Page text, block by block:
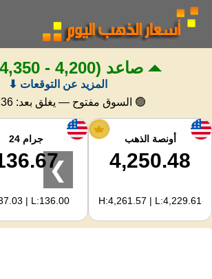
الرئيسية
سعر الذهب
اسعار الفضه
حاسبة الذهب
لمشرفي المواقع
صاعد (4,200 - 4,350 USD)
المزيد عن التوقعات ⬇
🟢 السوق مفتوح — يغلق بعد:
أونصة الذهب
4,250.48
H:4,261.57 | L:4,229.61
جرام 24
| L:136.00
❯